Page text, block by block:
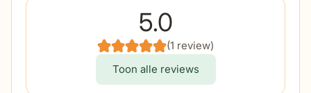
5.0
(1 review)
Toon alle reviews